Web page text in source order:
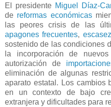
El presidente Miguel Díaz-
de reformas económicas
las peores crisis de las
apagones frecuentes,
sostenido de las condiciones
la incorporación de
autorización de
eliminación de algunas
aparato estatal. Los cambios
en un contexto de bajo
extranjera y dificultades para